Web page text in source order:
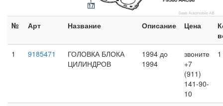
№ Арт Название Описание Цена
1
9185471
ГОЛОВКА БЛОКА
ЦИЛИНДРОВ
1994 до
1994
звоните
+7
(911)
141-90-
10
1